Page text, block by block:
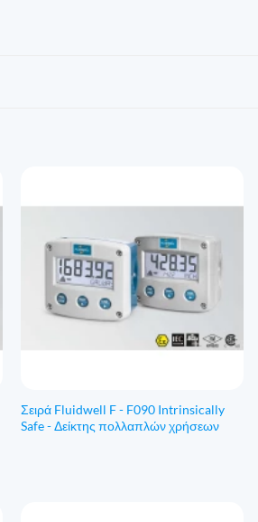
Σειρά Fluidwell F - F090 Intrinsically
Safe - Δείκτης πολλαπλών χρήσεων